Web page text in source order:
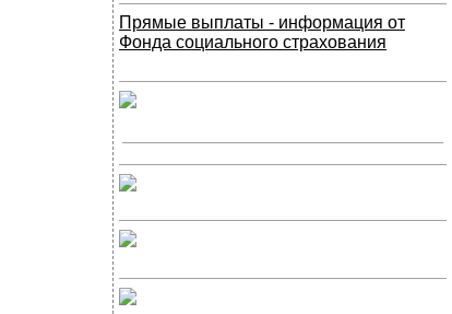
Прямые выплаты - информация от
Фонда социального страхования